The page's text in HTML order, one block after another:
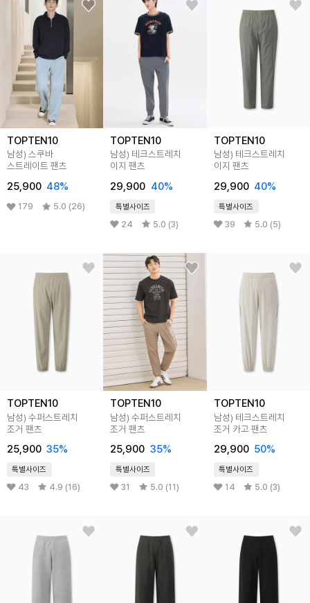
TOPTEN10
남성) 스쿠바
스트레이트 팬츠
25,900 48%
179 5.0 (26)
TOPTEN10
남성) 테크스트레치
이지 팬츠
29,900 40%
특별사이즈
24 5.0 (3)
TOPTEN10
남성) 테크스트레치
이지 팬츠
29,900 40%
특별사이즈
39 5.0 (5)
TOPTEN10
남성) 수퍼스트레치
조거 팬츠
25,900 35%
특별사이즈
43 4.9 (16)
TOPTEN10
남성) 수퍼스트레치
조거 팬츠
25,900 35%
특별사이즈
31 5.0 (11)
TOPTEN10
남성) 테크스트레치
조거 카고 팬츠
29,900 50%
특별사이즈
14 5.0 (3)